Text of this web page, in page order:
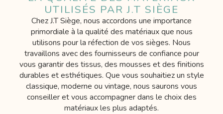
UTILISÉS PAR J.T SIÈGE
Chez J.T Siège, nous accordons une importance
primordiale à la qualité des matériaux que nous
utilisons pour la réfection de vos sièges. Nous
travaillons avec des fournisseurs de confiance pour
vous garantir des tissus, des mousses et des finitions
durables et esthétiques. Que vous souhaitiez un style
classique, moderne ou vintage, nous saurons vous
conseiller et vous accompagner dans le choix des
matériaux les plus adaptés.